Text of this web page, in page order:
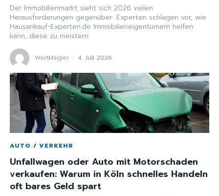
Der Immobilienmarkt sieht sich 2026 vielen
Herausforderungen gegenüber. Experten schlagen vor, wie
Hausankauf-Experten.de Immobilieneigentümern helfen
kann, diese zu meistern.
WortMagier - 4. Juli 2026
AUTO / VERKEHR
Unfallwagen oder Auto mit Motorschaden
verkaufen: Warum in Köln schnelles Handeln
oft bares Geld spart